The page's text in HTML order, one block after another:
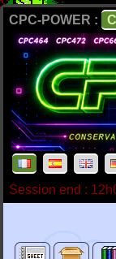
CPC-POWER :
Session end :